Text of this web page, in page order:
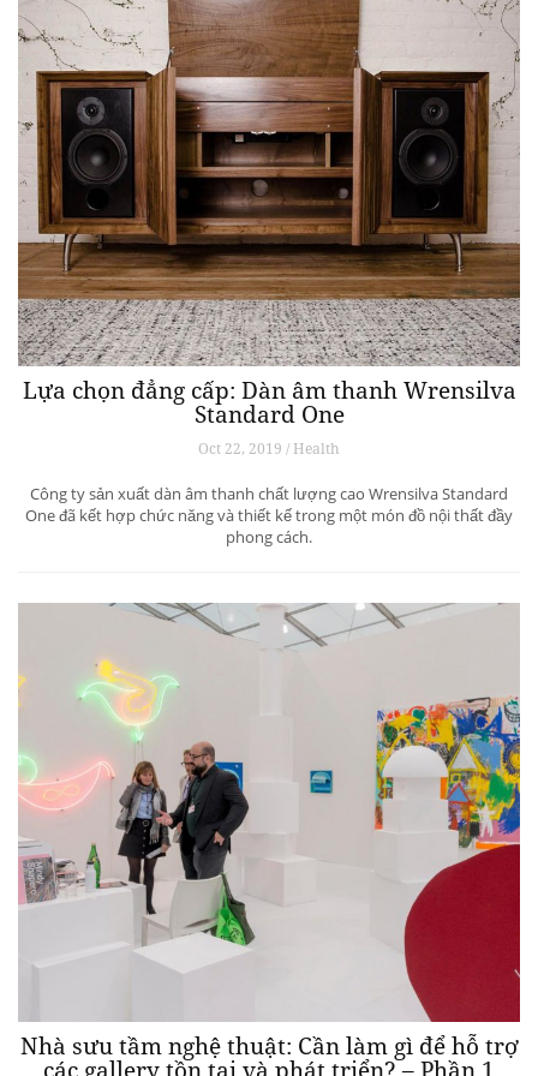
Lựa chọn đẳng cấp: Dàn âm thanh Wrensilva
Standard One
Oct 22, 2019 / Health
Công ty sản xuất dàn âm thanh chất lượng cao Wrensilva Standard
One đã kết hợp chức năng và thiết kế trong một món đồ nội thất đầy
phong cách.
Nhà sưu tầm nghệ thuật: Cần làm gì để hỗ trợ
các gallery tồn tại và phát triển? – Phần 1